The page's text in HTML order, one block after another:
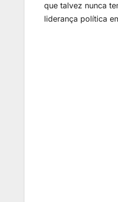
que talvez nunca
liderança política